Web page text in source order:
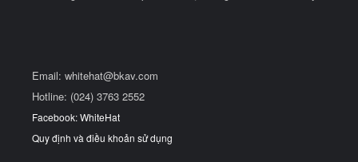
Email: whitehat@bkav.com
Hotline: (024) 3763 2552
Facebook: WhiteHat
Quy định và điều khoản sử dụng